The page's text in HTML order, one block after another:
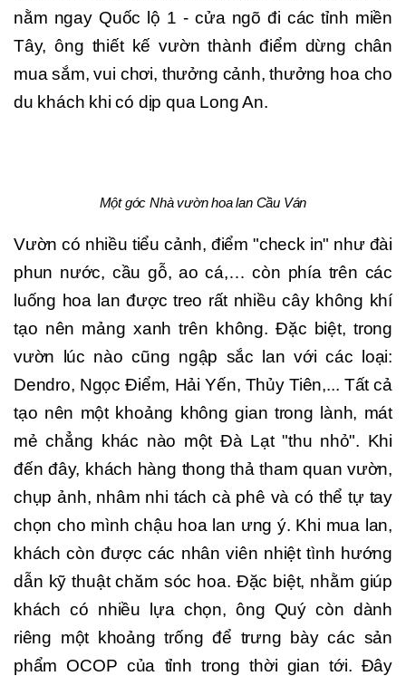
nằm ngay Quốc lộ 1 - cửa ngõ đi các tỉnh miền
Tây, ông thiết kế vườn thành điểm dừng chân
mua sắm, vui chơi, thưởng cảnh, thưởng hoa cho
du khách khi có dịp qua Long An.
Một góc Nhà vườn hoa lan Cầu Ván
Vườn có nhiều tiểu cảnh, điểm "check in" như đài
phun nước, cầu gỗ, ao cá,… còn phía trên các
luống hoa lan được treo rất nhiều cây không khí
tạo nên mảng xanh trên không. Đặc biệt, trong
vườn lúc nào cũng ngập sắc lan với các loại:
Dendro, Ngọc Điểm, Hải Yến, Thủy Tiên,... Tất cả
tạo nên một khoảng không gian trong lành, mát
mẻ chẳng khác nào một Đà Lạt "thu nhỏ". Khi
đến đây, khách hàng thong thả tham quan vườn,
chụp ảnh, nhâm nhi tách cà phê và có thể tự tay
chọn cho mình chậu hoa lan ưng ý. Khi mua lan,
khách còn được các nhân viên nhiệt tình hướng
dẫn kỹ thuật chăm sóc hoa. Đặc biệt, nhằm giúp
khách có nhiều lựa chọn, ông Quý còn dành
riêng một khoảng trống để trưng bày các sản
phẩm OCOP của tỉnh trong thời gian tới. Đây